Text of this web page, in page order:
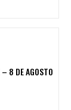
8 DE AGOSTO